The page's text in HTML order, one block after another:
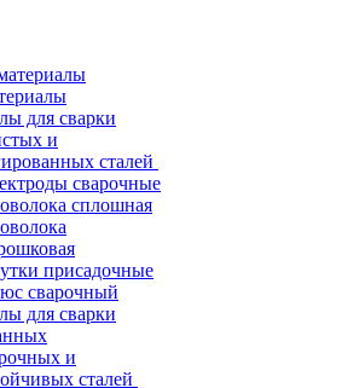
для сварки
и
сталей
сварочные
сплошная
присадочные
сварочный
для сварки
и
сталей